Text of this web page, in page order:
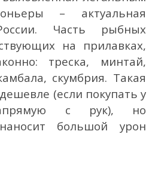
– актуальная
Часть рыбных
на прилавках,
треска, минтай,
скумбрия. Такая
(если покупать у
с рук), но
большой урон